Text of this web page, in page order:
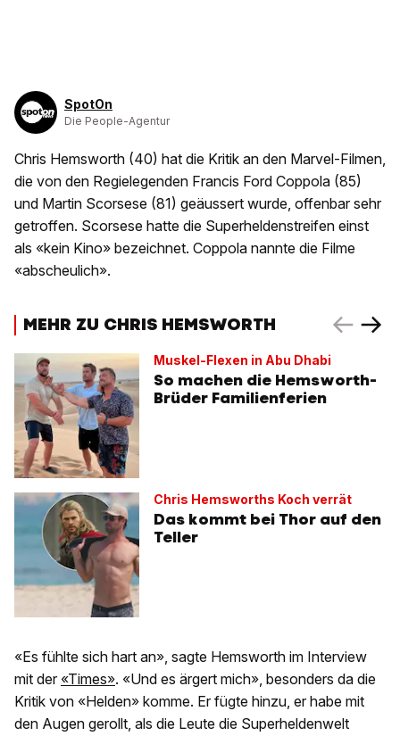
SpotOn
Die People-Agentur
Chris Hemsworth (40) hat die Kritik an den Marvel-Filmen,
die von den Regielegenden Francis Ford Coppola (85)
und Martin Scorsese (81) geäussert wurde, offenbar sehr
getroffen. Scorsese hatte die Superheldenstreifen einst
als «kein Kino» bezeichnet. Coppola nannte die Filme
«abscheulich».
MEHR ZU CHRIS HEMSWORTH
Muskel-Flexen in Abu Dhabi
So machen die Hemsworth-
Brüder Familienferien
Chris Hemsworths Koch verrät
Das kommt bei Thor auf den
Teller
«Es fühlte sich hart an», sagte Hemsworth im Interview
mit der «Times». «Und es ärgert mich», besonders da die
Kritik von «Helden» komme. Er fügte hinzu, er habe mit
den Augen gerollt, als die Leute die Superheldenwelt